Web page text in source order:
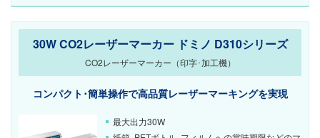
30W CO2レーザーマーカー ドミノ D310シリーズ
CO2レーザーマーカー（印字･加工機）
コンパクト･簡単操作で高品質レーザーマーキングを実現
最大出力30W